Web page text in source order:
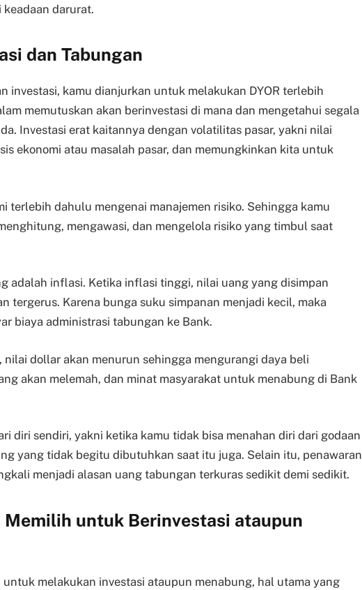
darurat.
dan Tabungan
investasi, kamu dianjurkan untuk melakukan DYOR terlebih
memutuskan akan berinvestasi di mana dan mengetahui segala
Investasi erat kaitannya dengan volatilitas pasar, yakni nilai
ekonomi atau masalah pasar, dan memungkinkan kita untuk
terlebih dahulu mengenai manajemen risiko. Sehingga kamu
mengawasi, dan mengelola risiko yang timbul saat
adalah inflasi. Ketika inflasi tinggi, nilai uang yang disimpan
tergerus. Karena bunga suku simpanan menjadi kecil, maka
biaya administrasi tabungan ke Bank.
dollar akan menurun sehingga mengurangi daya beli
akan melemah, dan minat masyarakat untuk menabung di Bank
diri sendiri, yakni ketika kamu tidak bisa menahan diri dari godaan
yang tidak begitu dibutuhkan saat itu juga. Selain itu, penawaran
menjadi alasan uang tabungan terkuras sedikit demi sedikit.
Memilih untuk Berinvestasi ataupun
untuk melakukan investasi ataupun menabung, hal utama yang